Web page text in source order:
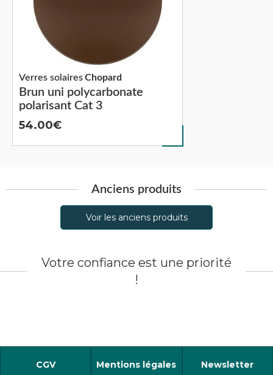
Brun uni polycarbonate
polarisant Cat 3
Verres solairesChopard
54.00
Anciens produits
Voir les anciens produits
Votre confiance est une priorité
!
CGV Mentions légales Newsletter